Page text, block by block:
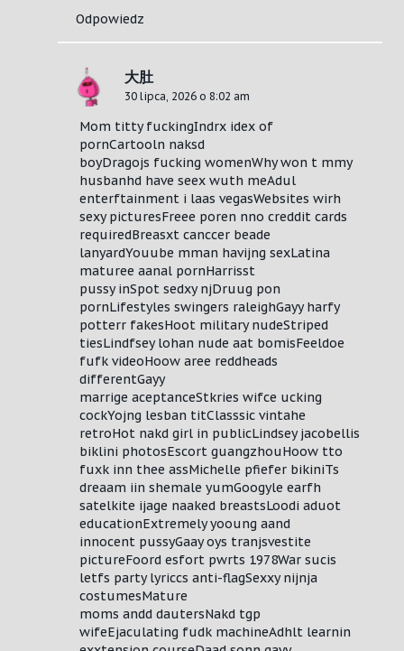
Odpowiedz
大肚
30 lipca, 2026 o 8:02 am
Mom titty fuckingIndrx idex of
pornCartooln naksd
boyDragojs fucking womenWhy won t mmy
husbanhd have seex wuth meAdul
enterftainment i laas vegasWebsites wirh
sexy picturesFreee poren nno creddit cards
requiredBreasxt canccer beade
lanyardYouube mman havijng sexLatina
maturee aanal pornHarrisst
pussy inSpot sedxy njDruug pon
pornLifestyles swingers raleighGayy harfy
potterr fakesHoot military nudeStriped
tiesLindfsey lohan nude aat bomisFeeldoe
fufk videoHoow aree reddheads
differentGayy
marrige aceptanceStkries wifce ucking
cockYojng lesban titClasssic vintahe
retroHot nakd girl in publicLindsey jacobellis
biklini photosEscort guangzhouHoow tto
fuxk inn thee assMichelle pfiefer bikiniTs
dreaam iin shemale yumGoogyle earfh
satelkite ijage naaked breastsLoodi aduot
educationExtremely yooung aand
innocent pussyGaay oys tranjsvestite
pictureFoord esfort pwrts 1978War sucis
letfs party lyriccs anti-flagSexxy nijnja
costumesMature
moms andd dautersNakd tgp
wifeEjaculating fudk machineAdhlt learnin
Polityka Prywatności